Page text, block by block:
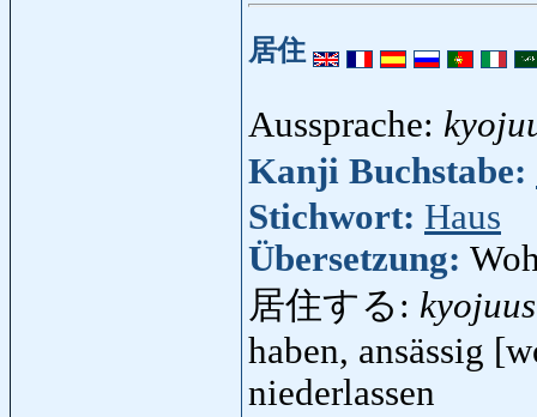
居住
Aussprache:
Kanji Buchstabe:
Stichwort: Haus
Übersetzung:
居住する:
haben, ansässig
niederlassen